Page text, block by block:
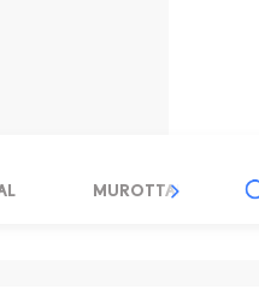
MUROTTAL